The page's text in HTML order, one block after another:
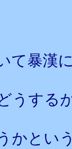
て暴漢
うする
かとい